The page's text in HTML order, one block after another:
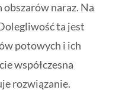
naraz. Na
ta jest
potowych i ich
współczesna
rozwiązanie.